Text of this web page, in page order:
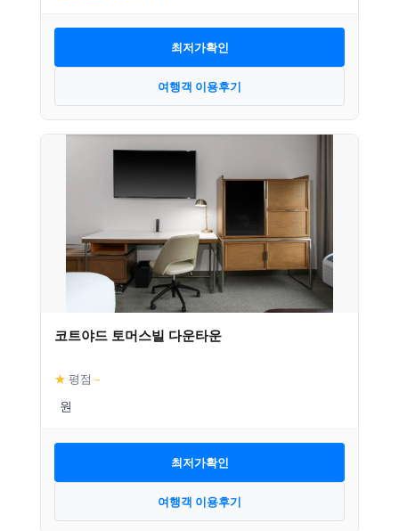
최저가확인
여행객 이용후기
코트야드 토머스빌 다운타운
★ 평점 –
최저가확인
여행객 이용후기